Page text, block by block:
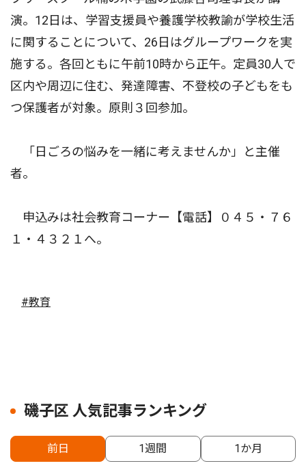
演。12日は、学習支援員や養護学校教諭が学校生活
に関することについて、26日はグループワークを実
施する。各回ともに午前10時から正午。定員30人で
区内や周辺に住む、発達障害、不登校の子どもをも
つ保護者が対象。原則３回参加。
「日ごろの悩みを一緒に考えませんか」と主催
者。
申込みは社会教育コーナー【電話】０４５・７６
１・４３２１へ。
#教育
磯子区 人気記事ランキング
前日 1週間 1か月